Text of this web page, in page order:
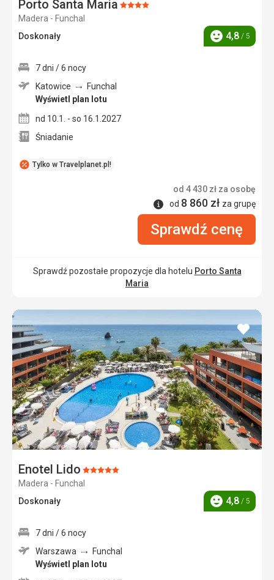
Porto Santa Maria Ocena:
Madera - Funchal
Doskonały
Ocena
4,8 / 5
Tylko w Travelplanet.pl!
7 dni / 6 nocy
Katowice
Funchal
Wyświetl plan lotu
nd 10.1. - so 16.1.2027
Śniadanie
od 4 430 zł za osobę
Informacje
od 8 860 zł za grupę
Sprawdź cenę
Sprawdź pozostałe propozycje dla hotelu Porto Santa
Maria
Enotel Lido Ocena:
5/5
Madera - Funchal
Doskonały
Ocena
4,8 / 5
dodaj
do
7 dni / 6 nocy
Warszawa
Funchal
Wyświetl plan lotu